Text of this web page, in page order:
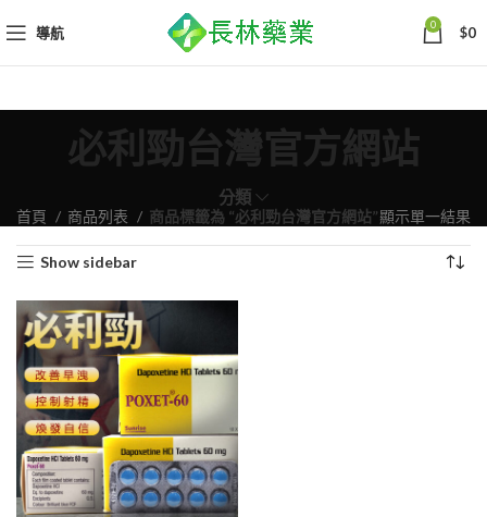
導航 0 $0
必利勁台灣官方網站
分類
首頁 商品列表 商品標籤為 “必利勁台灣官方網站”顯示單一結果
Show sidebar